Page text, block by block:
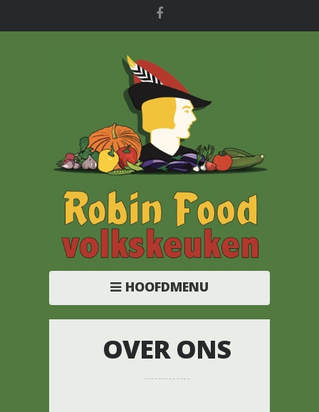
HOOFDMENU
OVER ONS